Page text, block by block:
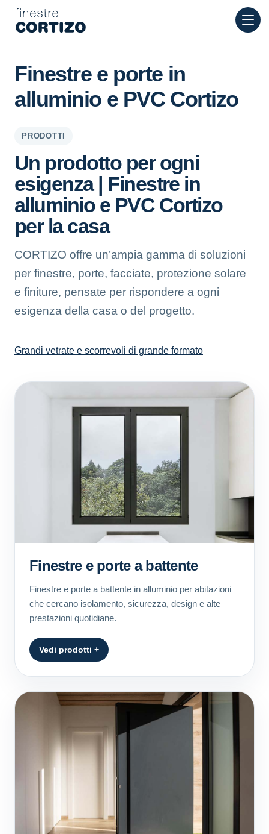
Finestre Cortizo è una rete specializzata in finestre in
Prodotti
Preventivo
Finestre e porte in
alluminio e PVC Cortizo
PRODOTTI
Un prodotto per ogni
esigenza | Finestre in
alluminio e PVC Cortizo
per la casa
CORTIZO offre un’ampia gamma di soluzioni
per finestre, porte, facciate, protezione solare
e finiture, pensate per rispondere a ogni
esigenza della casa o del progetto.
Grandi vetrate e scorrevoli di grande formato
Finestre e porte a battente
Finestre e porte a battente in alluminio per abitazioni
che cercano isolamento, sicurezza, design e alte
prestazioni quotidiane.
Vedi prodotti +